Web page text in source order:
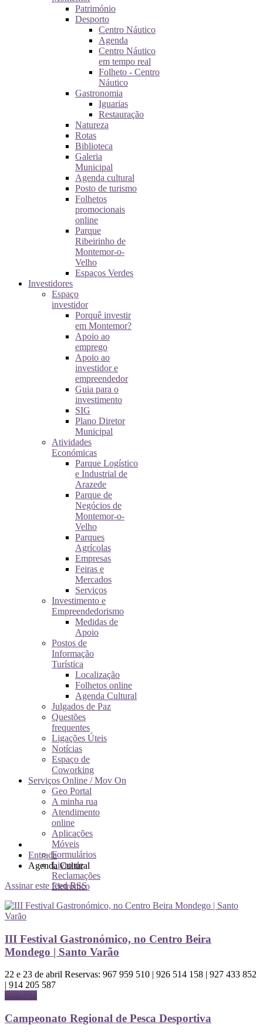
Património
Desporto
Centro Náutico
Agenda
Centro Náutico
em tempo real
Folheto - Centro
Náutico
Gastronomia
Iguarias
Restauração
Natureza
Rotas
Biblioteca
Galeria
Municipal
Agenda cultural
Posto de turismo
Folhetos
promocionais
online
Parque
Ribeirinho de
Montemor-o-
Velho
Espaços Verdes
Investidores
Espaço
investidor
Porquê investir
em Montemor?
Apoio ao
emprego
Apoio ao
investidor e
empreendedor
Guia para o
investimento
SIG
Plano Diretor
Municipal
Atividades
Económicas
Parque Logístico
e Industrial de
Arazede
Parque de
Negócios de
Montemor-o-
Velho
Parques
Agrícolas
Empresas
Feiras e
Mercados
Serviços
Investimento e
Empreendedorismo
Medidas de
Apoio
Postos de
Informação
Turística
Localização
Folhetos online
Agenda Cultural
Julgados de Paz
Questões
frequentes
Ligações Úteis
Notícias
Espaço de
Coworking
Serviços Online / Mov On
Geo Portal
A minha rua
Atendimento
online
Aplicações
Móveis
Formulários
Livro de
Reclamações
Eletrónico
Entrada
Agenda Cultural
Assinar este feed RSS
III Festival Gastronómico, no Centro Beira
Mondego | Santo Varão
22 e 23 de abril Reservas: 967 959 510 | 926 514 158 | 927 433 852
| 914 205 587
Ler mais
Campeonato Regional de Pesca Desportiva